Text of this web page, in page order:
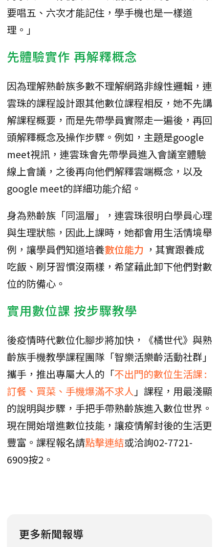
要唱五、六次才能記住，學手機也是一樣道
理。」
先體驗實作 再解釋概念
因為理解熟齡族多數不理解網路非線性邏輯，連
雲珠的課程設計跟其他數位課程相反，她不先講
解課程概要，而是先帶學員實際走一遍後，再回
頭解釋概念及操作步驟。例如，主題是google
meet視訊，連雲珠會先帶學員進入會議室體驗
線上會議，之後再向他們解釋雲端概念，以及
google meet的詳細功能介紹。
身為熟齡族「同溫層」，連雲珠很明白學員心理
與生理狀態，因此上課時，她都會用生活情境舉
例，讓學員們知道培養數位能力 ，其實跟養成
吃飯、刷牙習慣沒兩樣，希望藉此卸下他們對數
位的防備心。
實用數位課 按步驟教學
後疫情時代數位化腳步將加快，《橘世代》與熟
齡族手機教學課程團隊「智樂活樂齡活動社群」
攜手，推出專屬大人的「不出門的數位生活課 :
訂餐、買菜、手機爆滿不求人 」課程，用最淺顯
的說明與步驟，手把手帶熟齡族進入數位世界。
現在開始增進數位技能，讓疫情解封後的生活更
豐富。課程報名請點擊連結或洽詢02-7721-
6909按2。
更多新聞報導